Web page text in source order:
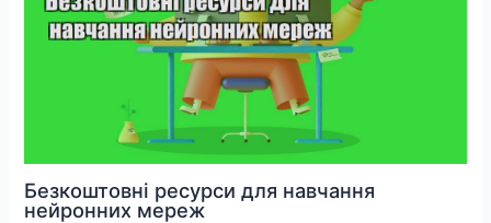
Безкоштовні ресурси для навчання
нейронних мереж